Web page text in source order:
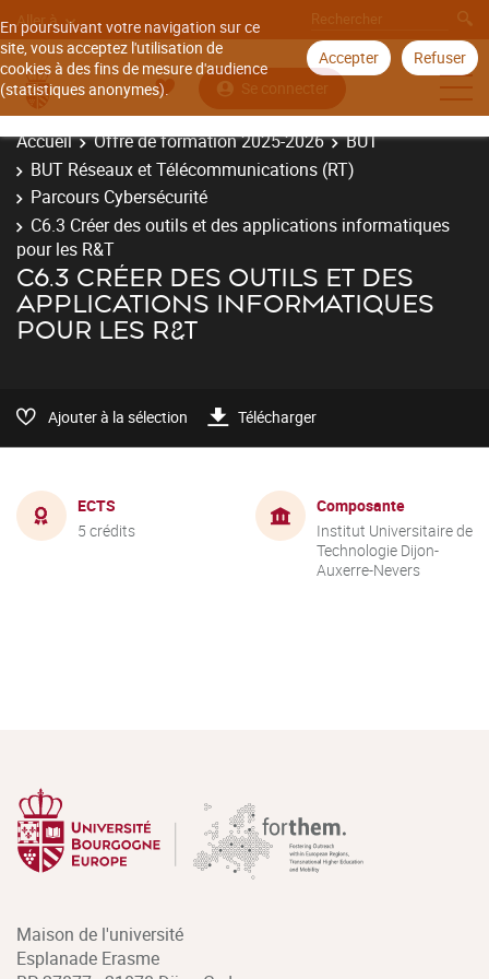
En poursuivant votre navigation sur ce
site, vous acceptez l'utilisation de
cookies à des fins de mesure d'audience
(statistiques anonymes).
Accepter Refuser
Aller à
Se connecter
Accueil Offre de formation 2025-2026
BUT
BUT Réseaux et Télécommunications (RT)
Parcours Cybersécurité
C6.3 Créer des outils et des applications informatiques
pour les R&T
C6.3 CRÉER DES OUTILS ET DES
APPLICATIONS INFORMATIQUES
POUR LES R&T
Ajouter à la sélection Télécharger
ECTS
5 crédits
Composante
Institut Universitaire de
Technologie Dijon-
Auxerre-Nevers
Maison de l'université
Esplanade Erasme